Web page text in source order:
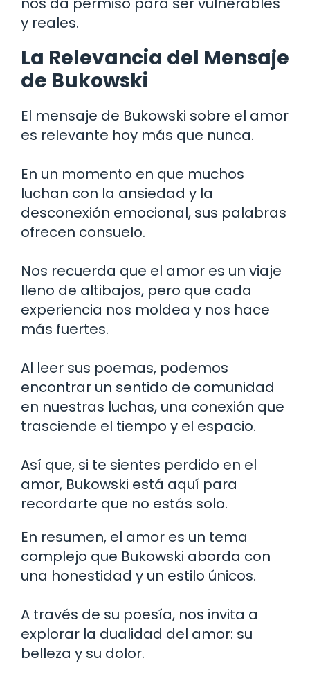
y reales.
La Relevancia del Mensaje
de Bukowski
El mensaje de Bukowski sobre el amor
es relevante hoy más que nunca.
En un momento en que muchos
luchan con la ansiedad y la
desconexión emocional, sus palabras
ofrecen consuelo.
Nos recuerda que el amor es un viaje
lleno de altibajos, pero que cada
experiencia nos moldea y nos hace
más fuertes.
Al leer sus poemas, podemos
encontrar un sentido de comunidad
en nuestras luchas, una conexión que
trasciende el tiempo y el espacio.
Así que, si te sientes perdido en el
amor, Bukowski está aquí para
recordarte que no estás solo.
En resumen, el amor es un tema
complejo que Bukowski aborda con
una honestidad y un estilo únicos.
A través de su poesía, nos invita a
explorar la dualidad del amor: su
belleza y su dolor.